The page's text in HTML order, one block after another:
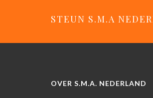
STEUN S.M.A
OVER S.M.A. NEDERLAND